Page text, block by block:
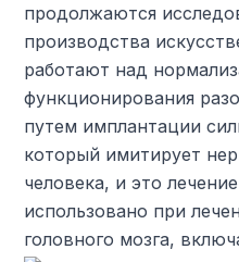
продолжаются
производства
работают над
функционирования
путем имплантации
который имитирует
человека, и это
использовано при
головного мозга,